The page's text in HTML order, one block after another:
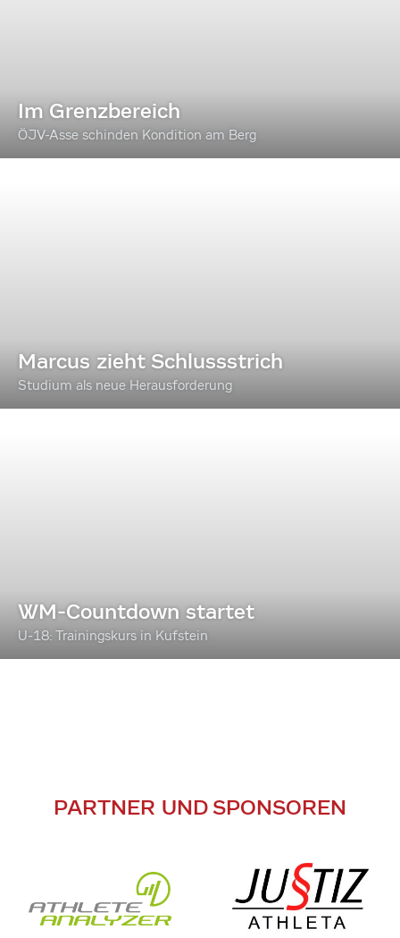
Im Grenzbereich
ÖJV-Asse schinden Kondition am Berg
Marcus zieht Schlussstrich
Studium als neue Herausforderung
WM-Countdown startet
U-18: Trainingskurs in Kufstein
PARTNER UND SPONSOREN